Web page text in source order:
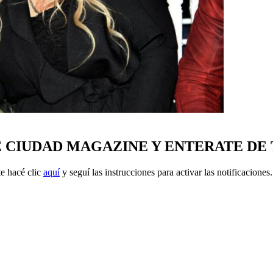
MAGAZINE Y ENTERATE DE
hacé clic aquíy seguí las instrucciones para activar las notificaciones.